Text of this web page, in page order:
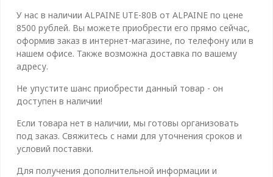
У нас в наличии ALPAINE UTE-80B от ALPAINE по цене
8500 рублей. Вы можете приобрести его прямо сейчас,
оформив заказ в интернет-магазине, по телефону или в
нашем офисе. Также возможна доставка по вашему
адресу.
Не упустите шанс приобрести данный товар - он
доступен в наличии!
Если товара нет в наличии, мы готовы организовать
под заказ. Свяжитесь с нами для уточнения сроков и
условий поставки.
Для получения дополнительной информации и